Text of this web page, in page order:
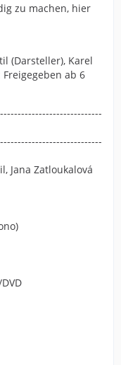
zu machen, hier
(Darsteller), Karel
ab 6
Jana Zatloukalová